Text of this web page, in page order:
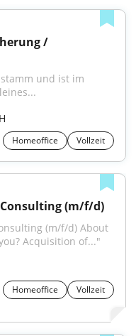
/
und ist im
Homeoffice Vollzeit
Consulting (m/f/d)
(m/f/d) About
Acquisition of..."
Homeoffice
Vollzeit